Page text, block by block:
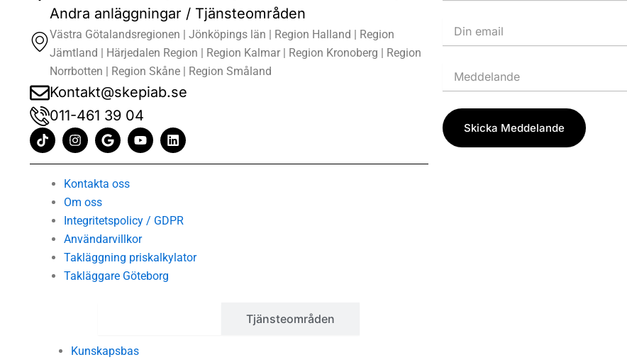
Andra anläggningar / Tjänsteområden
Västra Götalandsregionen | Jönköpings län | Region Halland | Region
Jämtland | Härjedalen Region | Region Kalmar | Region Kronoberg | Region
Norrbotten | Region Skåne | Region Småland
Kontakt@skepiab.se
011-461 39 04
T
i
I
n
a
g
r
a
m
G
o
l
Y
o
L
i
n
Kontakta oss
Om oss
Integritetspolicy / GDPR
Användarvillkor
Takläggning priskalkylator
Takläggare Göteborg
Tjänsteområden
Kunskapsbas
Skicka Meddelande